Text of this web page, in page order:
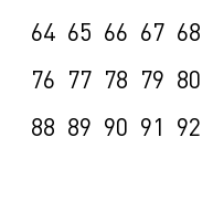
64 65 66 67 68
76 77 78 79 80
88 89 90 91 92